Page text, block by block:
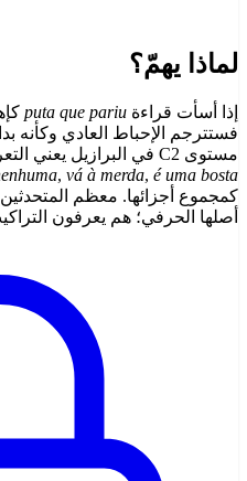
لماذا يهمّ؟
إذا أسأت قراءة puta que pariu
فستترجم الإحباط العادي وكأنه
مستوى C2 في البرازيل يعني التعرف إلى هذه الصيغ المتجمدة -
, vá à merda, é uma bosta
كمجموع أجزائها. معظم
أصلها الحرفي؛ هم يعرفون